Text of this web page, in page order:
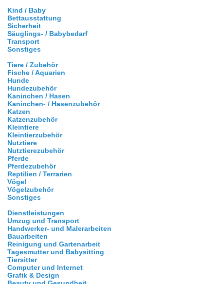
Kind / Baby
Bettausstattung
Sicherheit
Säuglings- / Babybedarf
Transport
Sonstiges
Tiere / Zubehör
Fische / Aquarien
Hunde
Hundezubehör
Kaninchen / Hasen
Kaninchen- / Hasenzubehör
Katzen
Katzenzubehör
Kleintiere
Kleintierzubehör
Nutztiere
Nutztierezubehör
Pferde
Pferdezubehör
Reptilien / Terrarien
Vögel
Vögelzubehör
Sonstiges
Dienstleistungen
Umzug und Transport
Handwerker- und Malerarbeiten
Bauarbeiten
Reinigung und Gartenarbeit
Tagesmutter und Babysitting
Tiersitter
Computer und Internet
Grafik & Design